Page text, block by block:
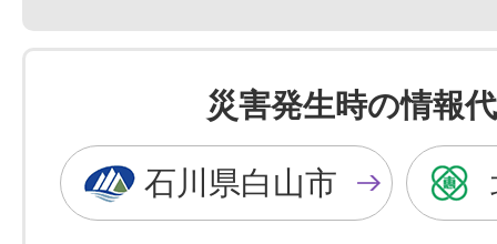
色
を
黒
色
に
色
を
青
色
に
災害発生時の情報
石川県白山市